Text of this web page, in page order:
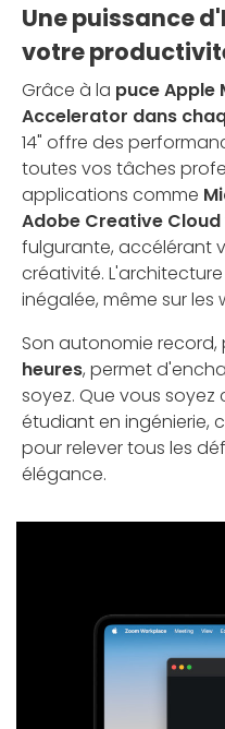
Une puissance
votre
Grâce à la puce Apple
Accelerator dans
14" offre des
toutes vos tâches
applications comme
Adobe Creative Cloud
fulgurante, accélérant
créativité.
inégalée, même sur les
Son autonomie
heures, permet
soyez. Que vous
étudiant en ingénierie,
pour relever tous les
élégance.